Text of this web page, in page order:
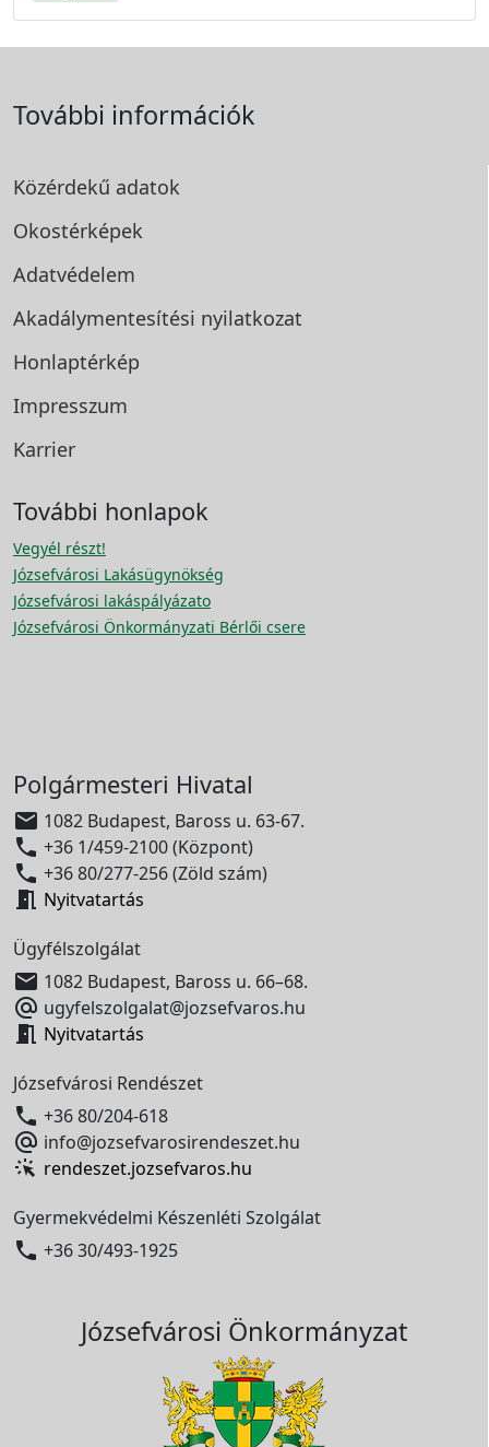
További információk
Közérdekű adatok
Okostérképek
Adatvédelem
Akadálymentesítési nyilatkozat
Honlaptérkép
Impresszum
Karrier
További honlapok
Vegyél részt!
Józsefvárosi Lakásügynökség
Józsefvárosi lakáspályázato
Józsefvárosi Önkormányzati Bérlői csere
Polgármesteri Hivatal
 1082 Budapest, Baross u. 63-67.
 +36 1/459-2100 (Központ)
 +36 80/277-256 (Zöld szám)
 Nyitvatartás
Ügyfélszolgálat
 1082 Budapest, Baross u. 66–68.
 ugyfelszolgalat@jozsefvaros.hu
 Nyitvatartás
Józsefvárosi Rendészet
 +36 80/204-618
 info@jozsefvarosirendeszet.hu
rendeszet.jozsefvaros.hu
Gyermekvédelmi Készenléti Szolgálat
 +36 30/493-1925
Józsefvárosi Önkormányzat